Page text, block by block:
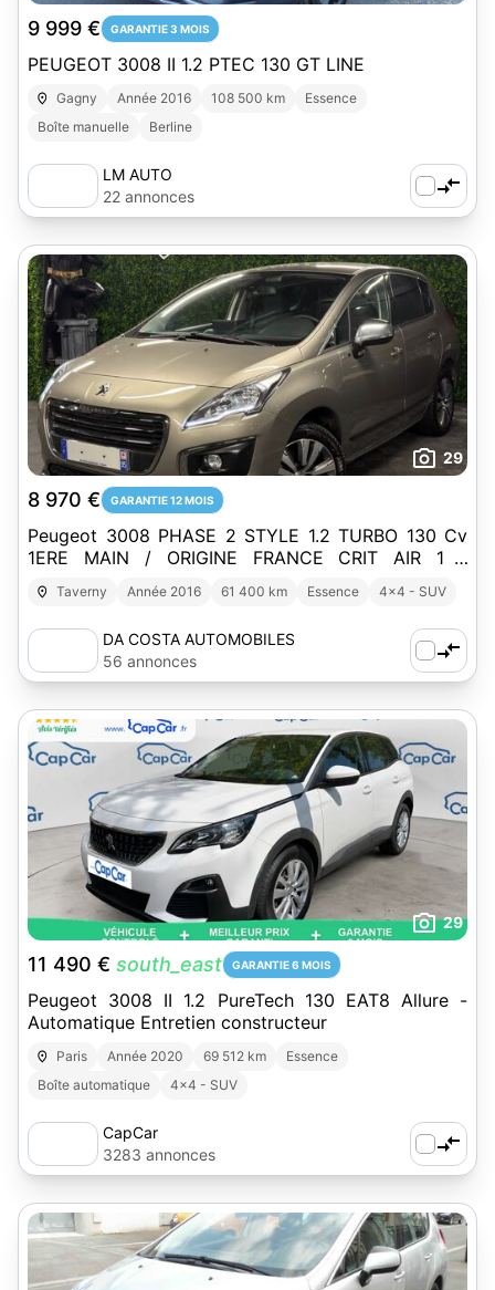
9 999 € GARANTIE 3 MOIS
PEUGEOT 3008 II 1.2 PTEC 130 GT LINE
Gagny Année 2016 108 500 km
Essence
Boîte manuelle
Berline
LM AUTO
22 annonces
29
8 970 € GARANTIE 12 MOIS
Peugeot 3008 PHASE 2 STYLE 1.2 TURBO 130 Cv
1ERE MAIN / ORIGINE FRANCE CRIT AIR 1 -
GARANTIE 1 AN
Taverny Année 2016 61 400 km Essence 4x4 - SUV
DA COSTA AUTOMOBILES
56 annonces
29
11 490 € south_east GARANTIE 6 MOIS
Peugeot 3008 II 1.2 PureTech 130 EAT8 Allure -
Automatique Entretien constructeur
Paris Année 2020 69 512 km
Essence
Boîte automatique
4x4 - SUV
CapCar
3283 annonces